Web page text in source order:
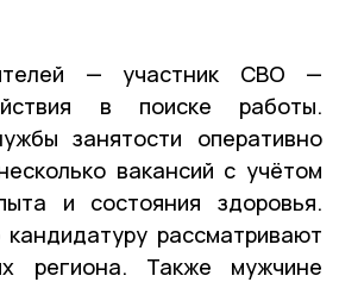
— участник СВО —
в поиске работы.
занятости оперативно
вакансий с учётом
и состояния здоровья.
рассматривают
региона. Также мужчине